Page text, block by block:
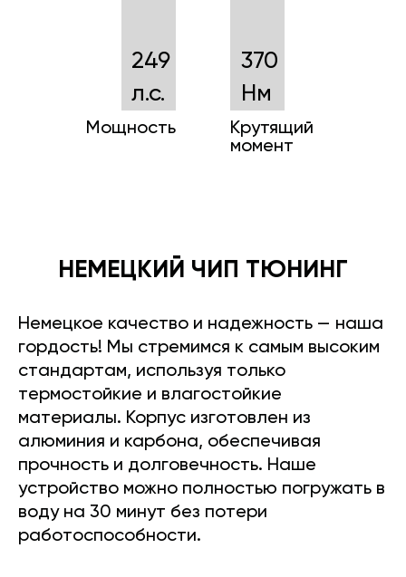
249
л.с.
Мощность
370
Нм
Крутящий
момент
НЕМЕЦКИЙ ЧИП ТЮНИНГ
Немецкое качество и надежность — наша
гордость! Мы стремимся к самым высоким
стандартам, используя только
термостойкие и влагостойкие
материалы. Корпус изготовлен из
алюминия и карбона, обеспечивая
прочность и долговечность. Наше
устройство можно полностью погружать в
воду на 30 минут без потери
работоспособности.